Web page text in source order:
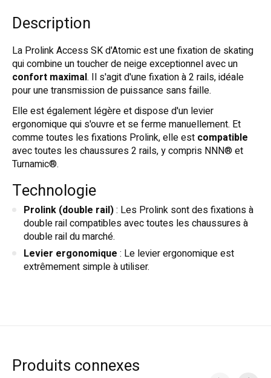
Description
La Prolink Access SK d'Atomic est une fixation de skating
qui combine un toucher de neige exceptionnel avec un
confort maximal. Il s'agit d'une fixation à 2 rails, idéale
pour une transmission de puissance sans faille.
Elle est également légère et dispose d'un levier
ergonomique qui s'ouvre et se ferme manuellement. Et
comme toutes les fixations Prolink, elle est compatible
avec toutes les chaussures 2 rails, y compris NNN® et
Turnamic®.
Technologie
Prolink (double rail): Les Prolink sont des fixations à
double rail compatibles avec toutes les chaussures à
double rail du marché.
Levier ergonomique : Le levier ergonomique est
extrêmement simple à utiliser.
Produits connexes